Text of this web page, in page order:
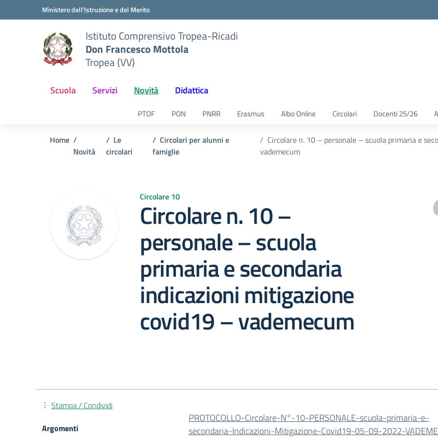
Vai ai contenuti
Vai al menu di navigazioneMinistero dell'Istruzione e del Merito
Istituto Comprensivo Tropea-Ricadi
Don Francesco Mottola
Tropea (VV)
Scuola Servizi Novità Didattica
PTOF PON PNRR Erasmus Albo Online Circolari Docenti 25/26
Home
Novità
Le
circolari
Circolari per alunni e
famiglie
Circolare n. 10 – personale – scuola primaria e
vademecum
Circolare 10
Circolare n. 10 –
personale – scuola
primaria e secondaria
indicazioni mitigazione
covid19 – vademecum
PROTOCOLLO-Circolare-N°-10-PERSONALE-scuola-primaria-e-
secondaria-Indicazioni-Mitigazione-Covid19-05-09-2022-
Stampa / Condividi
Argomenti